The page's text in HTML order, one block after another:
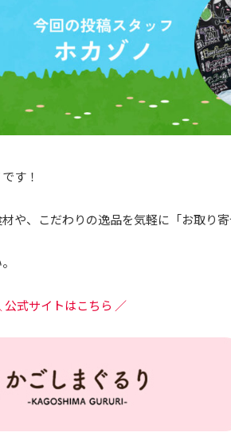
す！
や、こだわりの逸品を気軽に「お取り寄
公式サイトはこちら ／